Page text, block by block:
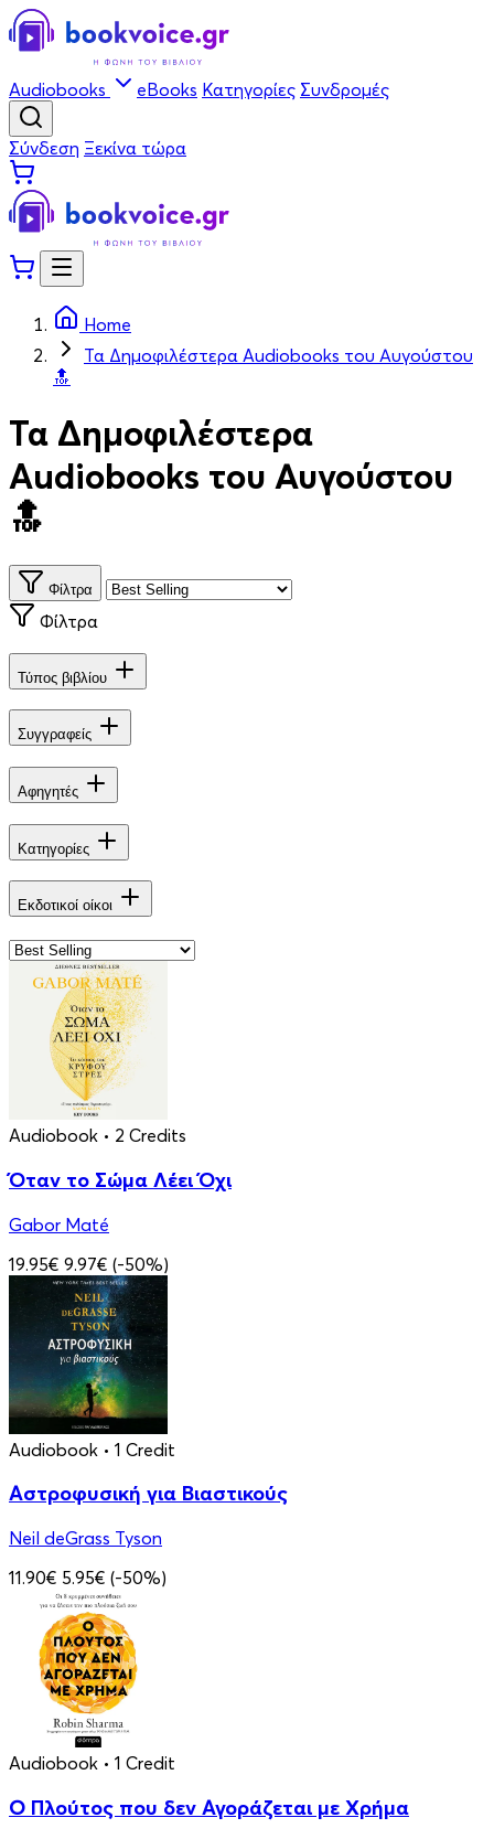
Audiobooks eBooks Κατηγορίες Συνδρομές
Σύνδεση Ξεκίνα τώρα
Home
Τα Δημοφιλέστερα Audiobooks του Αυγούστου
🔝
Τα Δημοφιλέστερα
Audiobooks του Αυγούστου
🔝
Φίλτρα
Φίλτρα
Τύπος βιβλίου
Συγγραφείς
Αφηγητές
Κατηγορίες
Εκδοτικοί οίκοι
Audiobook • 2 Credits
Όταν το Σώμα Λέει Όχι
Gabor Maté
19.95€ 9.97€ (-50%)
Audiobook • 1 Credit
Αστροφυσική για Βιαστικούς
Neil deGrass Tyson
11.90€ 5.95€ (-50%)
Audiobook • 1 Credit
Ο Πλούτος που δεν Αγοράζεται με Χρήμα